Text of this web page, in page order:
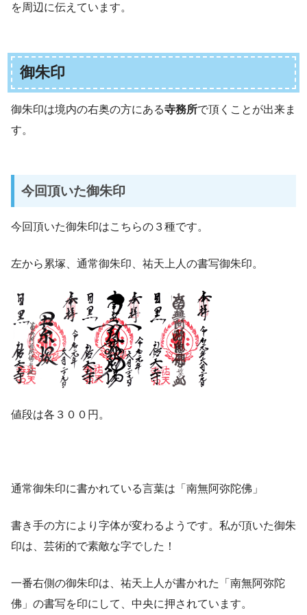
を周辺に伝えています。
御朱印
御朱印は境内の右奥の方にある寺務所で頂くことが出来ま
す。
今回頂いた御朱印
今回頂いた御朱印はこちらの３種です。
左から累塚、通常御朱印、祐天上人の書写御朱印。
値段は各３００円。
通常御朱印に書かれている言葉は「南無阿弥陀佛」
書き手の方により字体が変わるようです。私が頂いた御朱
印は、芸術的で素敵な字でした！
一番右側の御朱印は、祐天上人が書かれた「南無阿弥陀
佛」の書写を印にして、中央に押されています。